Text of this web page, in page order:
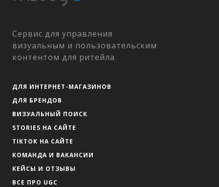
Сервис для управления
визуальным и пользовательским
контентом для ритейла
ДЛЯ ИНТЕРНЕТ-МАГАЗИНОВ
ДЛЯ БРЕНДОВ
ВИЗУАЛЬНЫЙ ПОИСК
STORIES НА САЙТЕ
TIKTOK НА САЙТЕ
КОМАНДА И ВАКАНСИИ
КЕЙСЫ И ОТЗЫВЫ
ВСЕ ПРО UGC